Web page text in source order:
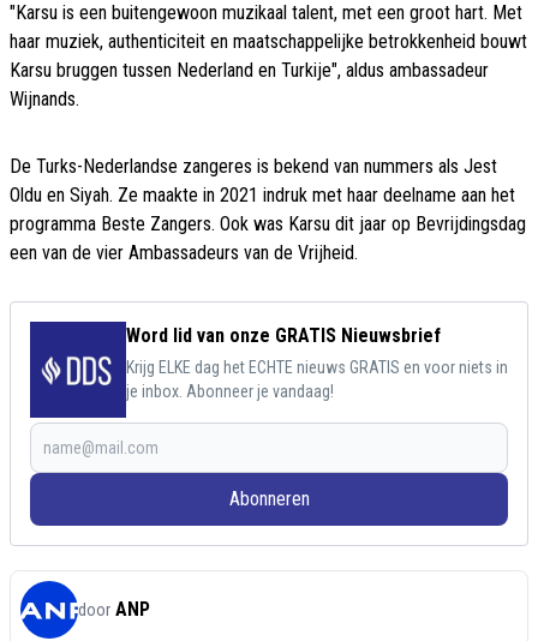
"Karsu is een buitengewoon muzikaal talent, met een groot hart. Met
haar muziek, authenticiteit en maatschappelijke betrokkenheid bouwt
Karsu bruggen tussen Nederland en Turkije", aldus ambassadeur
Wijnands.
De Turks-Nederlandse zangeres is bekend van nummers als Jest
Oldu en Siyah. Ze maakte in 2021 indruk met haar deelname aan het
programma Beste Zangers. Ook was Karsu dit jaar op Bevrijdingsdag
een van de vier Ambassadeurs van de Vrijheid.
Word lid van onze GRATIS Nieuwsbrief
Krijg ELKE dag het ECHTE nieuws GRATIS en voor niets in
je inbox. Abonneer je vandaag!
Abonneren
door ANP